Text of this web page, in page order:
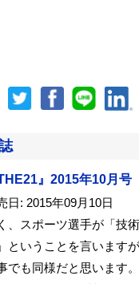
THE21』2015年10月号
日: 2015年09月10日
、スポーツ選手が「技
ということを言います
でも同様だと思います